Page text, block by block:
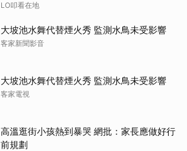
LO叩看在地
大坡池水舞代替煙火秀 監測水鳥未受影響
客家新聞影音
大坡池水舞代替煙火秀 監測水鳥未受影響
客家電視
高溫逛街小孩熱到暴哭 網批：家長應做好行
前規劃